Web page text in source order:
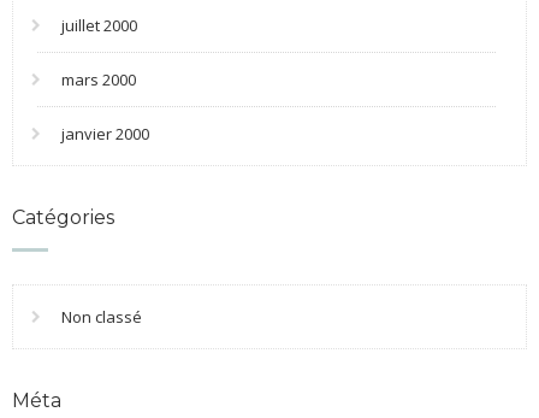
juillet 2000
mars 2000
janvier 2000
Catégories
Non classé
Méta